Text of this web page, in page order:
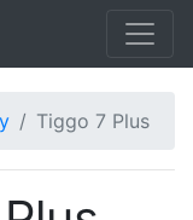
Tiggo 7 Plus